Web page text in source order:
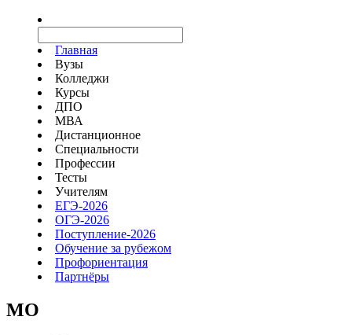
Главная
Вузы
Колледжи
Курсы
ДПО
МВА
Дистанционное
Специальности
Профессии
Тесты
Учителям
ЕГЭ-2026
ОГЭ-2026
Поступление-2026
Обучение за рубежом
Профориентация
Партнёры
MO